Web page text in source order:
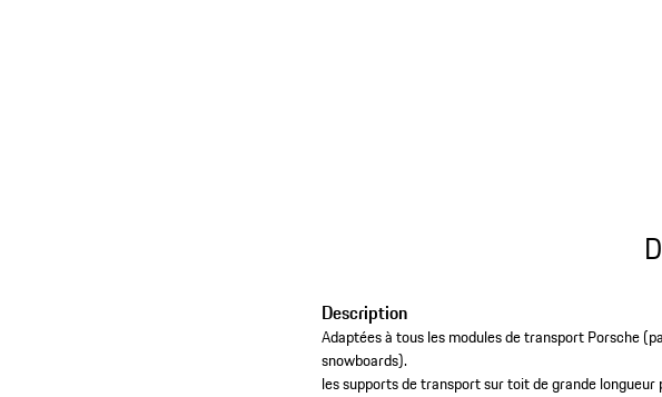
Description
Adaptées à tous les modules de transport Porsche
snowboards).
les supports de transport sur toit de grande